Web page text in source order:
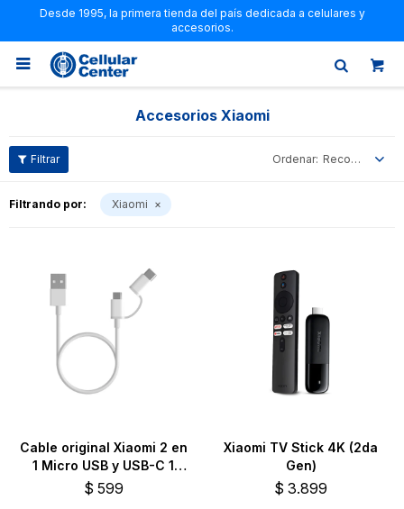
Desde 1995, la primera tienda del país dedicada a celulares y
accesorios.

Accesorios Xiaomi
Recomendados
Filtrando por: Xiaomi
Cable original Xiaomi 2 en
1 Micro USB y USB-C 1
metro
$ 599
Xiaomi TV Stick 4K (2da
Gen)
$ 3.899